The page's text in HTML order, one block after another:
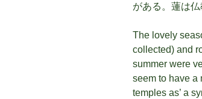
がある。蓮は
The lovely
collected) and
summer were
seem to have a
temples as’ a